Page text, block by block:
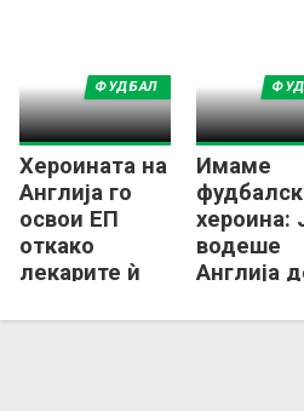
Хероината на
Англија го
освои ЕП
откако
лекарите ѝ
не може да
ФУДБАЛ
Имаме
хероина:
водеше
Англија
фрактура